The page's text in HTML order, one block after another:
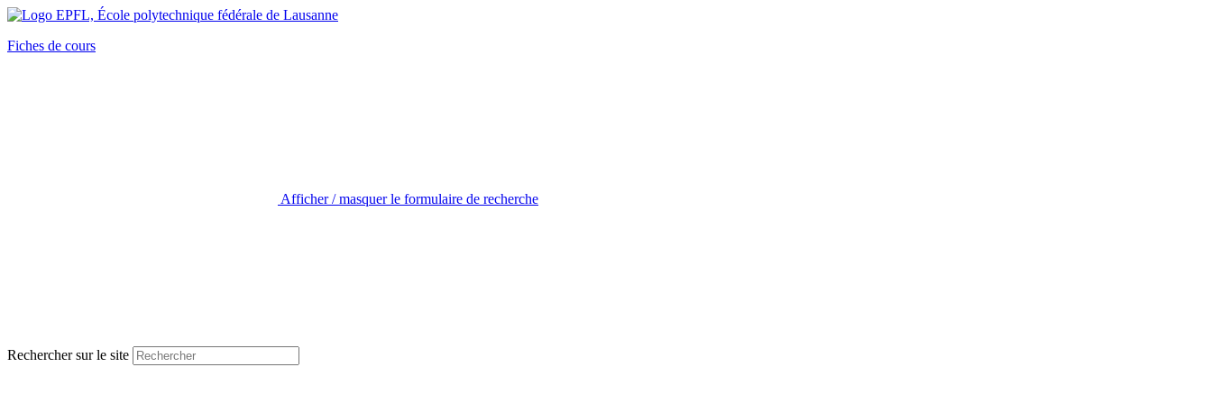
Fiches de cours
Afficher / masquer le formulaire de recherche
Rechercher sur le site